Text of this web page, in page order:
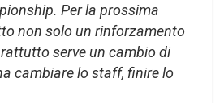
Per la prossima
non solo un rinforzamento
serve un cambio di
cambiare lo staff, finire lo